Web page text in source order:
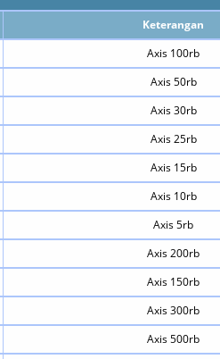
Keterangan
Axis 100rb
Axis 50rb
Axis 30rb
Axis 25rb
Axis 15rb
Axis 10rb
Axis 5rb
Axis 200rb
Axis 150rb
Axis 300rb
Axis 500rb